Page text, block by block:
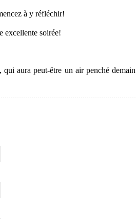
à y réfléchir!
excellente soirée!
qui aura peut-être un air penché demain